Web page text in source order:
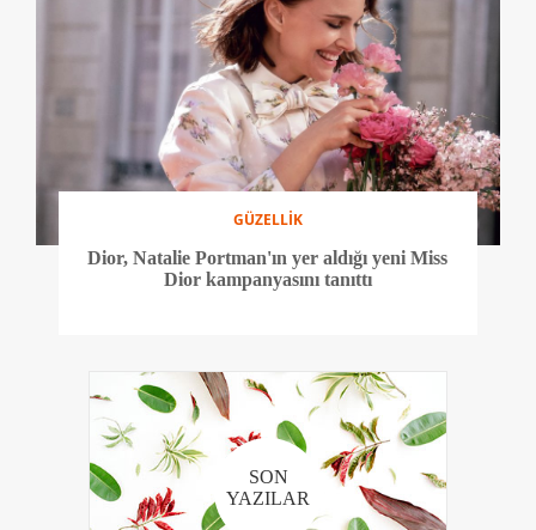
GÜZELLİK
Dior, Natalie Portman'ın yer aldığı yeni Miss
Dior kampanyasını tanıttı
SON
YAZILAR